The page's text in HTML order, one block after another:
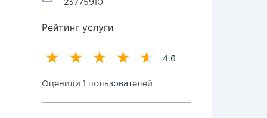
23775910
Рейтинг услуги
4.6
Оценили 1 пользователей